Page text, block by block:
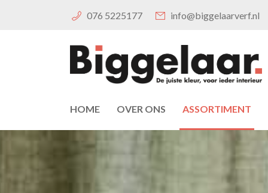
076 5225177 info@biggelaarverf.nl
HOME OVER ONS ASSORTIMENT